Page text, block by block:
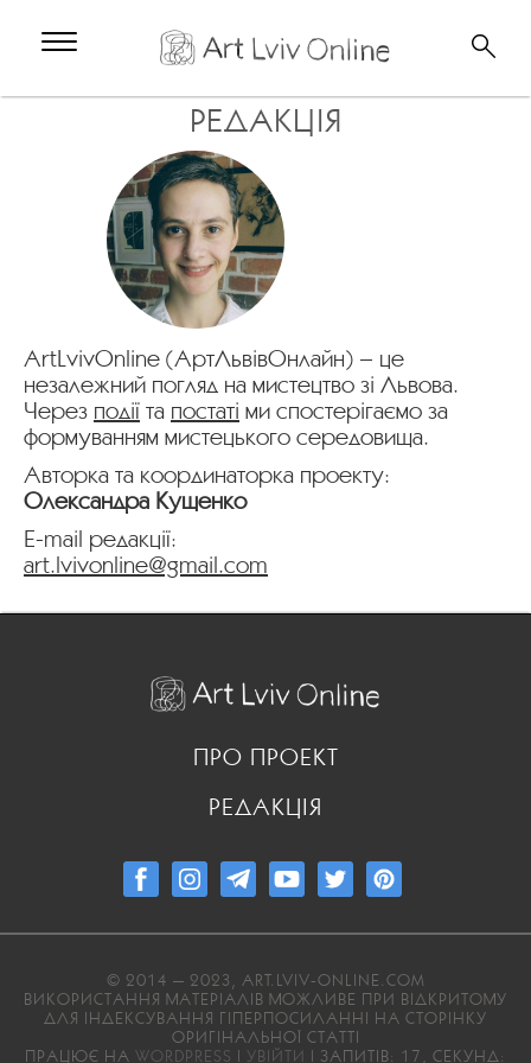
РЕДАКЦІЯ
ArtLvivOnline (АртЛьвівОнлайн) – це
незалежний погляд на мистецтво зі Львова.
Через події та постаті ми cпостерігаємо за
формуванням мистецького середовища.
Авторка та координаторка проекту:
Олександра Кущенко
E-mail редакції:
art.lvivonline@gmail.com
ПРО ПРОЕКТ
РЕДАКЦІЯ
© 2014 — 2023, ART.LVIV-ONLINE.COM
ВИКОРИСТАННЯ МАТЕРІАЛІВ МОЖЛИВЕ ПРИ ВІДКРИТОМУ
ДЛЯ ІНДЕКСУВАННЯ ГІПЕРПОСИЛАННІ НА СТОРІНКУ
ОРИГІНАЛЬНОЇ СТАТТІ
ПРАЦЮЄ НА WORDPRESS | УВІЙТИ | ЗАПИТІВ: 17, СЕКУНД: